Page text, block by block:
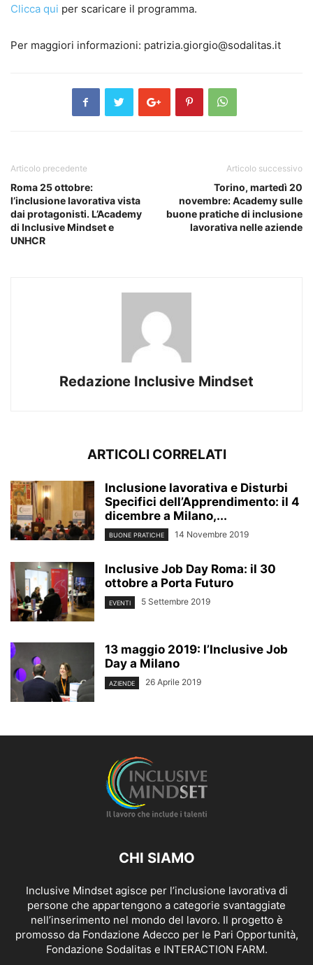
Clicca qui per scaricare il programma.
Per maggiori informazioni: patrizia.giorgio@sodalitas.it
Articolo precedente
Roma 25 ottobre:
l’inclusione lavorativa vista
dai protagonisti. L’Academy
di Inclusive Mindset e
UNHCR
Articolo successivo
Torino, martedì 20
novembre: Academy sulle
buone pratiche di inclusione
lavorativa nelle aziende
Redazione Inclusive Mindset
ARTICOLI CORRELATI
Inclusione lavorativa e Disturbi
Specifici dell’Apprendimento: il 4
dicembre a Milano,...
BUONE PRATICHE 14 Novembre 2019
Inclusive Job Day Roma: il 30
ottobre a Porta Futuro
EVENTI 5 Settembre 2019
13 maggio 2019: l’Inclusive Job
Day a Milano
AZIENDE 26 Aprile 2019
CHI SIAMO
Inclusive Mindset agisce per l’inclusione lavorativa di
persone che appartengono a categorie svantaggiate
nell’inserimento nel mondo del lavoro. Il progetto è
promosso da Fondazione Adecco per le Pari Opportunità,
Fondazione Sodalitas e INTERACTION FARM.